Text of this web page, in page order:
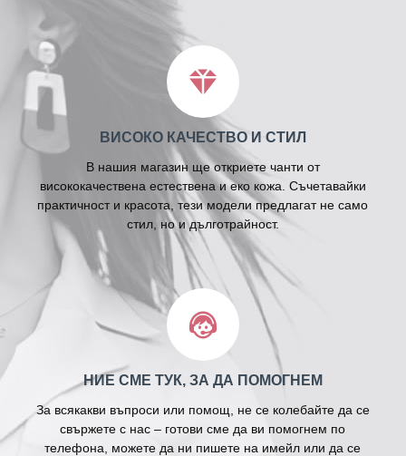
ВИСОКО КАЧЕСТВО И СТИЛ
В нашия магазин ще откриете чанти от
висококачествена естествена и еко кожа. Съчетавайки
практичност и красота, тези модели предлагат не само
стил, но и дълготрайност.
НИЕ СМЕ ТУК, ЗА ДА ПОМОГНЕМ
За всякакви въпроси или помощ, не се колебайте да се
свържете с нас – готови сме да ви помогнем по
телефона, можете да ни пишете на имейл или да се